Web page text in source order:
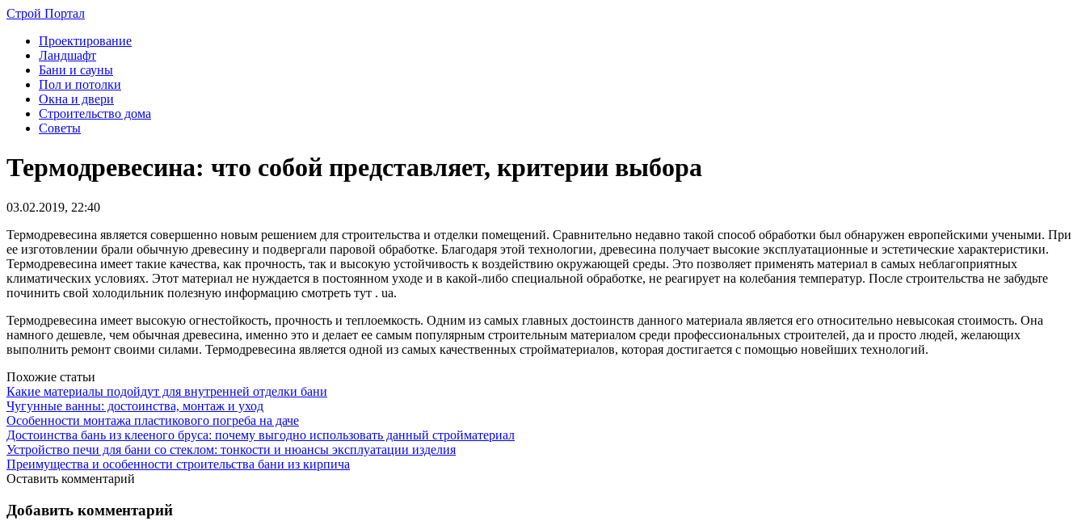
Строй Портал
Проектирование
Ландшафт
Бани и сауны
Пол и потолки
Окна и двери
Строительство дома
Советы
Термодревесина: что собой представляет, критерии выбора
03.02.2019, 22:40
Термодревесина является совершенно новым решением для строительства и отделки помещений. Сравнительно недавно такой способ обработки был обнаружен европейскими учеными. При
ее изготовлении брали обычную древесину и подвергали паровой обработке. Благодаря этой технологии, древесина получает высокие эксплуатационные и эстетические характеристики.
Термодревесина имеет такие качества, как прочность, так и высокую устойчивость к воздействию окружающей среды. Это позволяет применять материал в самых неблагоприятных
климатических условиях. Этот материал не нуждается в постоянном уходе и в какой-либо специальной обработке, не реагирует на колебания температур. После строительства не забудьте
починить свой холодильник полезную информацию смотреть тут . ua.
Термодревесина имеет высокую огнестойкость, прочность и теплоемкость. Одним из самых главных достоинств данного материала является его относительно невысокая стоимость. Она
намного дешевле, чем обычная древесина, именно это и делает ее самым популярным строительным материалом среди профессиональных строителей, да и просто людей, желающих
выполнить ремонт своими силами. Термодревесина является одной из самых качественных стройматериалов, которая достигается с помощью новейших технологий.
Похожие статьи
Какие материалы подойдут для внутренней отделки бани
Чугунные ванны: достоинства, монтаж и уход
Особенности монтажа пластикового погреба на даче
Достоинства бань из клееного бруса: почему выгодно использовать данный стройматериал
Устройство печи для бани со стеклом: тонкости и нюансы эксплуатации изделия
Преимущества и особенности строительства бани из кирпича
Оставить комментарий
Добавить комментарий